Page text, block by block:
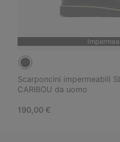
Scarponcini impermeabili
CARIBOU da uomo
Regular price:
190,00 €